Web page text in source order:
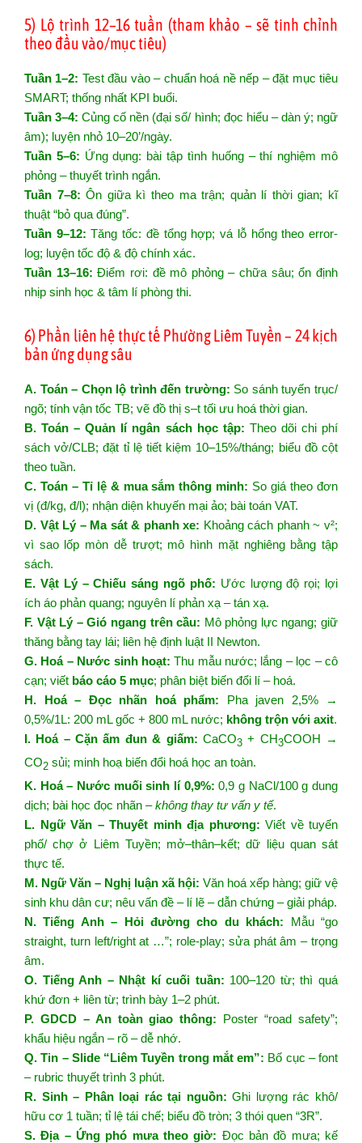
5) Lộ trình 12–16 tuần (tham khảo – sẽ tinh chỉnh
theo đầu vào/mục tiêu)
Tuần 1–2: Test đầu vào – chuẩn hoá nề nếp – đặt mục tiêu
SMART; thống nhất KPI buổi.
Tuần 3–4: Củng cố nền (đại số/ hình; đọc hiểu – dàn ý; ngữ
âm); luyện nhỏ 10–20’/ngày.
Tuần 5–6: Ứng dụng: bài tập tình huống – thí nghiệm mô
phỏng – thuyết trình ngắn.
Tuần 7–8: Ôn giữa kì theo ma trận; quản lí thời gian; kĩ
thuật “bỏ qua đúng”.
Tuần 9–12: Tăng tốc: đề tổng hợp; vá lỗ hổng theo error-
log; luyện tốc độ & độ chính xác.
Tuần 13–16: Điểm rơi: đề mô phỏng – chữa sâu; ổn định
nhịp sinh học & tâm lí phòng thi.
6) Phần liên hệ thực tế Phường Liêm Tuyền – 24 kịch
bản ứng dụng sâu
A. Toán – Chọn lộ trình đến trường: So sánh tuyến trục/
ngõ; tính vận tốc TB; vẽ đồ thị s–t tối ưu hoá thời gian.
B. Toán – Quản lí ngân sách học tập: Theo dõi chi phí
sách vở/CLB; đặt tỉ lệ tiết kiệm 10–15%/tháng; biểu đồ cột
theo tuần.
C. Toán – Tỉ lệ & mua sắm thông minh: So giá theo đơn
vị (đ/kg, đ/l); nhận diện khuyến mại ảo; bài toán VAT.
D. Vật Lý – Ma sát & phanh xe: Khoảng cách phanh ~ v²;
vì sao lốp mòn dễ trượt; mô hình mặt nghiêng bằng tập
sách.
E. Vật Lý – Chiếu sáng ngõ phố: Ước lượng độ rọi; lợi
ích áo phản quang; nguyên lí phản xạ – tán xạ.
F. Vật Lý – Gió ngang trên cầu: Mô phỏng lực ngang; giữ
thăng bằng tay lái; liên hệ định luật II Newton.
G. Hoá – Nước sinh hoạt: Thu mẫu nước; lắng – lọc – cô
cạn; viết báo cáo 5 mục; phân biệt biến đổi lí – hoá.
H. Hoá – Đọc nhãn hoá phẩm: Pha javen 2,5% →
0,5%/1L: 200 mL gốc + 800 mL nước; không trộn với axit.
I. Hoá – Cặn ấm đun & giấm: CaCO3+ CH3COOH →
CO2 sủi; minh hoạ biến đổi hoá học an toàn.
K. Hoá – Nước muối sinh lí 0,9%: 0,9 g NaCl/100 g dung
dịch; bài học đọc nhãn –không thay tư vấn y tế.
L. Ngữ Văn – Thuyết minh địa phương: Viết về tuyến
phố/ chợ ở Liêm Tuyền; mở–thân–kết; dữ liệu quan sát
thực tế.
M. Ngữ Văn – Nghị luận xã hội: Văn hoá xếp hàng; giữ vệ
sinh khu dân cư; nêu vấn đề – lí lẽ – dẫn chứng – giải pháp.
N. Tiếng Anh – Hỏi đường cho du khách: Mẫu “go
straight, turn left/right at …”; role-play; sửa phát âm – trọng
âm.
O. Tiếng Anh – Nhật kí cuối tuần: 100–120 từ; thì quá
khứ đơn + liên từ; trình bày 1–2 phút.
P. GDCD – An toàn giao thông: Poster “road safety”;
khẩu hiệu ngắn – rõ – dễ nhớ.
Q. Tin – Slide “Liêm Tuyền trong mắt em”: Bố cục – font
– rubric thuyết trình 3 phút.
R. Sinh – Phân loại rác tại nguồn: Ghi lượng rác khô/
hữu cơ 1 tuần; tỉ lệ tái chế; biểu đồ tròn; 3 thói quen “3R”.
S. Địa – Ứng phó mưa theo giờ: Đọc bản đồ mưa; kế